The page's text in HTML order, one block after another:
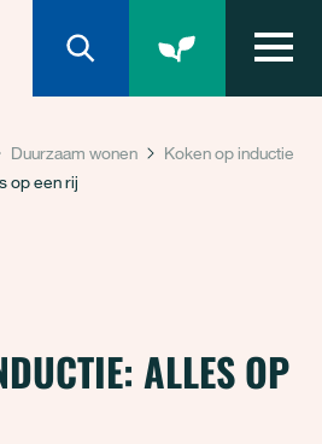
Duurzaam wonen
Koken op inductie
op een rij
ALLES OP